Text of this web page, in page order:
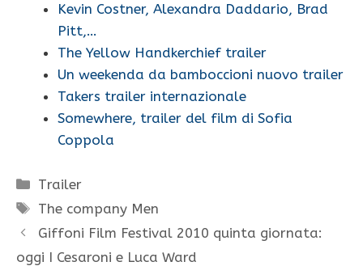
Kevin Costner, Alexandra Daddario, Brad
Pitt,…
The Yellow Handkerchief trailer
Un weekenda da bamboccioni nuovo trailer
Takers trailer internazionale
Somewhere, trailer del film di Sofia
Coppola
Categorie
Trailer
Tag
The company Men
Giffoni Film Festival 2010 quinta giornata:
oggi I Cesaroni e Luca Ward